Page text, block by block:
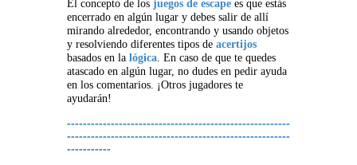
El concepto de los juegos de escape es que estás
encerrado en algún lugar y debes salir de allí
mirando alrededor, encontrando y usando objetos
y resolviendo diferentes tipos de acertijos
basados en la lógica. En caso de que te quedes
atascado en algún lugar, no dudes en pedir ayuda
en los comentarios. ¡Otros jugadores te
ayudarán!
--------------------------------------------------------
--------------------------------------------------------
-----------